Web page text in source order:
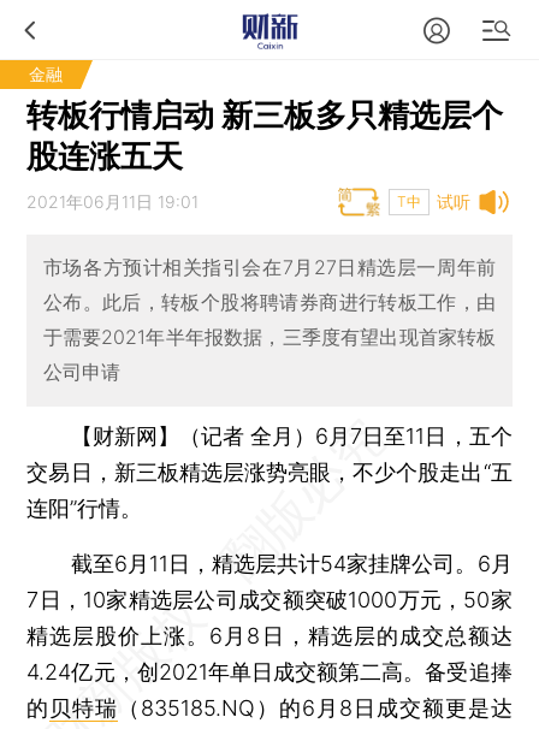
金融
转板行情启动 新三板多只精选层个
股连涨五天
试听
2021年06月11日 19:01 T中
市场各方预计相关指引会在7月27日精选层一周年前
公布。此后，转板个股将聘请券商进行转板工作，由
于需要2021年半年报数据，三季度有望出现首家转板
公司申请
【财新网】（记者 全月） 6月7日至11日，五个
交易日，新三板精选层涨势亮眼，不少个股走出“五
连阳”行情。
截至6月11日，精选层共计54家挂牌公司。6月
7日，10家精选层公司成交额突破1000万元，50家
精选层股价上涨。6月8日，精选层的成交总额达
4.24亿元，创2021年单日成交额第二高。备受追捧
的 贝特瑞 （835185.NQ）的6月8日成交额更是达